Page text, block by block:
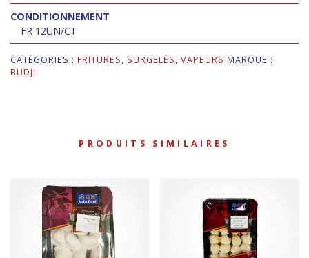
CONDITIONNEMENT
FR 12UN/CT
CATÉGORIES : FRITURES, SURGELÉS, VAPEURS MARQUE :
BUDJI
PRODUITS SIMILAIRES